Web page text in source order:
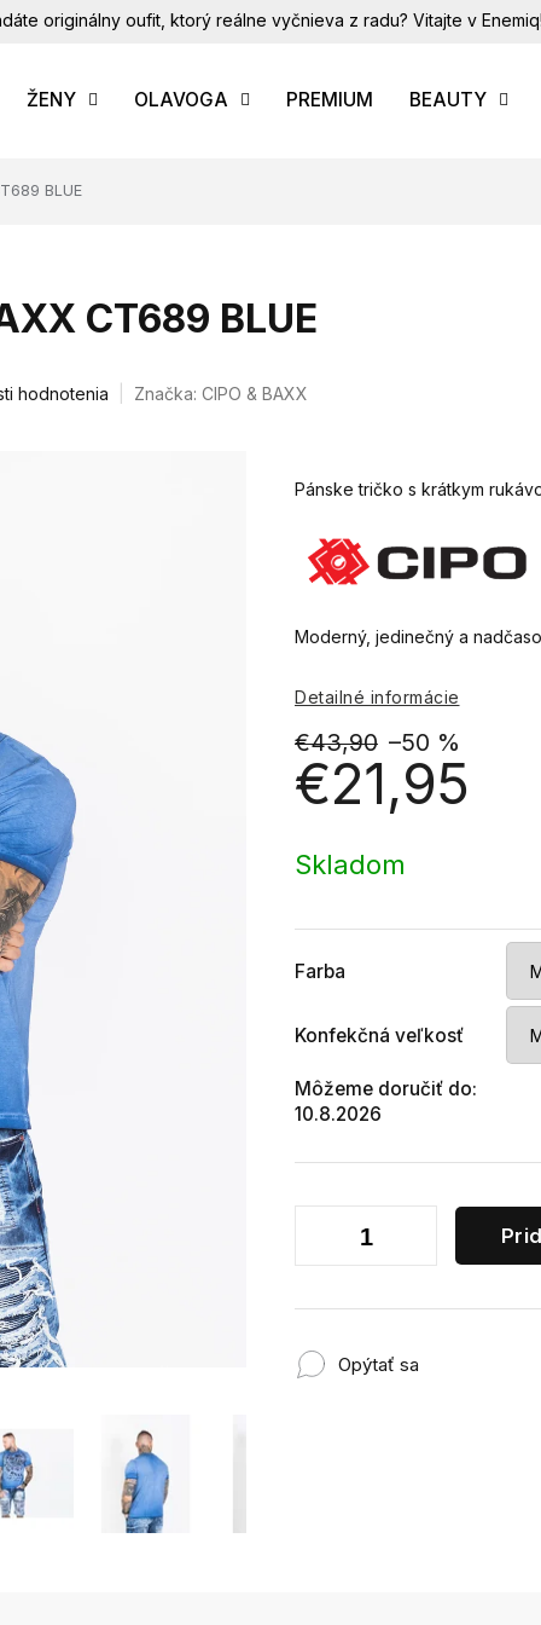
originálny oufit, ktorý reálne vyčnieva z radu? Vitajte v Enemiq!
ŽENY OLAVOGA PREMIUM BEAUTY
BLUE
CT689 BLUE
hodnotenia Značka: CIPO & BAXX
€43,90 –50 %
€21,95
cena:
Skladom
Farba
Konfekčná veľkosť
Môžeme doručiť do:
10.8.2026
Pánske tričko s krátkym
Moderný, jedinečný a
Detailné informácie
Opýtať sa